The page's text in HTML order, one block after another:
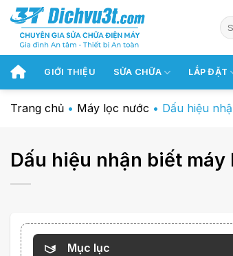
Chuyển
đến
dung
GIỚI THIỆU SỬA CHỮA LẮP ĐẶT
Trang chủ • Máy lọc nước • Dấu hiệu
Dấu hiệu nhận biết
Mục lục